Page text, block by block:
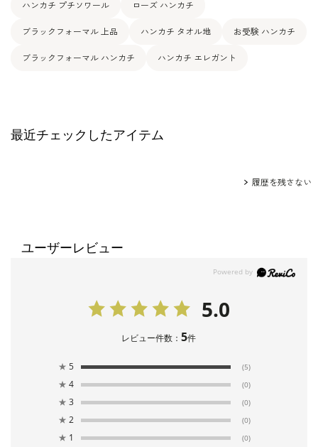
ハンカチ プチソワール ローズ ハンカチ
ブラックフォーマル 上品 ハンカチ タオル地 お受験 ハンカチ
ブラックフォーマル ハンカチ ハンカチ エレガント
最近チェックしたアイテム
履歴を残さない
ユーザーレビュー
5.0
レビュー件数：5件
★ 5 (5)
★ 4 (0)
★ 3 (0)
★ 2 (0)
★ 1 (0)